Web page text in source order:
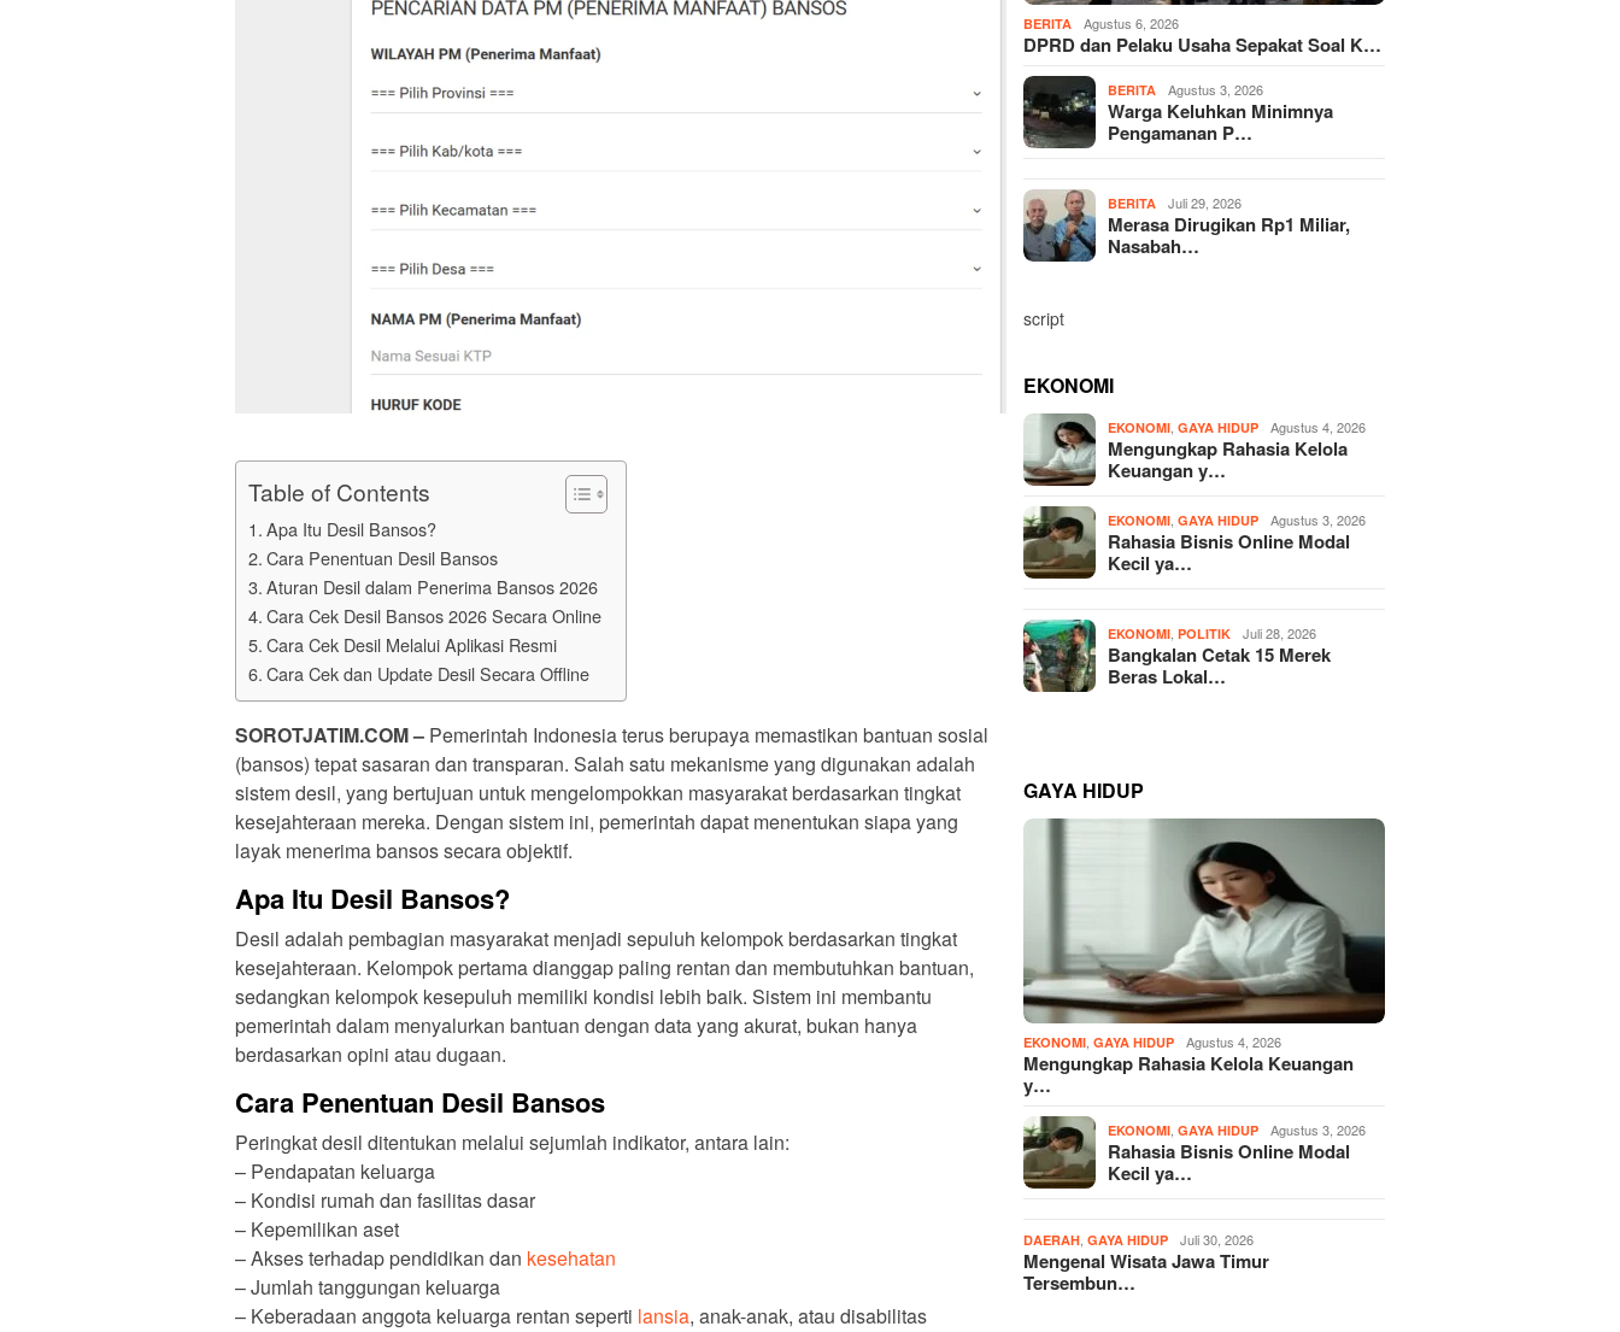
Table of Contents
Apa Itu Desil Bansos?
Cara Penentuan Desil Bansos
Aturan Desil dalam Penerima Bansos 2026
Cara Cek Desil Bansos 2026 Secara Online
Cara Cek Desil Melalui Aplikasi Resmi
Cara Cek dan Update Desil Secara Offline
SOROTJATIM.COM – Pemerintah Indonesia terus berupaya memastikan bantuan sosial
(bansos) tepat sasaran dan transparan. Salah satu mekanisme yang digunakan adalah
sistem desil, yang bertujuan untuk mengelompokkan masyarakat berdasarkan tingkat
kesejahteraan mereka. Dengan sistem ini, pemerintah dapat menentukan siapa yang
layak menerima bansos secara objektif.
Apa Itu Desil Bansos?
Desil adalah pembagian masyarakat menjadi sepuluh kelompok berdasarkan tingkat
kesejahteraan. Kelompok pertama dianggap paling rentan dan membutuhkan bantuan,
sedangkan kelompok kesepuluh memiliki kondisi lebih baik. Sistem ini membantu
pemerintah dalam menyalurkan bantuan dengan data yang akurat, bukan hanya
berdasarkan opini atau dugaan.
Cara Penentuan Desil Bansos
Peringkat desil ditentukan melalui sejumlah indikator, antara lain:
– Pendapatan keluarga
– Kondisi rumah dan fasilitas dasar
– Kepemilikan aset
– Akses terhadap pendidikan dan kesehatan
– Jumlah tanggungan keluarga
– Keberadaan anggota keluarga rentan seperti lansia, anak-anak, atau disabilitas
BERITA Agustus 6, 2026
DPRD dan Pelaku Usaha Sepakat Soal K…
BERITA Agustus 3, 2026
Warga Keluhkan Minimnya
Pengamanan P…
BERITA Juli 29, 2026
Merasa Dirugikan Rp1 Miliar,
Nasabah…
script
EKONOMI
EKONOMI ,GAYA HIDUP Agustus 4, 2026
Mengungkap Rahasia Kelola
Keuangan y…
EKONOMI ,GAYA HIDUP Agustus 3, 2026
Rahasia Bisnis Online Modal
Kecil ya…
EKONOMI ,POLITIK Juli 28, 2026
Bangkalan Cetak 15 Merek
Beras Lokal…
GAYA HIDUP
EKONOMI ,GAYA HIDUP Agustus 4, 2026
Mengungkap Rahasia Kelola Keuangan
y…
EKONOMI ,GAYA HIDUP Agustus 3, 2026
Rahasia Bisnis Online Modal
Kecil ya…
DAERAH ,GAYA HIDUP Juli 30, 2026
Mengenal Wisata Jawa Timur
Tersembun…